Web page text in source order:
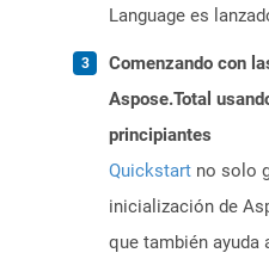
Language es
Comenzando con
Aspose.Total
principiantes
Quickstart no solo
inicialización de
que también